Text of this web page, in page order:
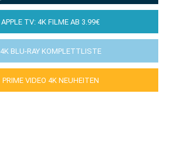
APPLE TV: 4K FILME AB 3.99€
4K BLU-RAY KOMPLETTLISTE
PRIME VIDEO 4K NEUHEITEN